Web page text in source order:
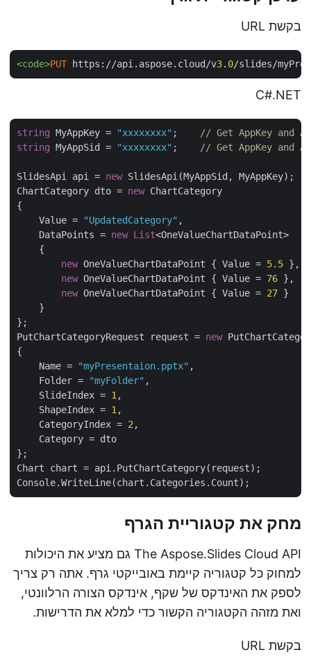
בקשת URL
<code>PUT https://api.aspose.cloud/v3.0/slides/
C#.NET
string MyAppKey = "xxxxxxxx" ; // Get AppKey and
string MyAppSid = "xxxxxxxx" ; // Get AppKey and
SlidesApi api = new SlidesApi(MyAppSid, MyAppKey);
ChartCategory dto = new ChartCategory
Value = "UpdatedCategory"
DataPoints = new List<OneValueChartDataPoint>
{
new OneValueChartDataPoint { Value = 5.5 },
new OneValueChartDataPoint { Value = 76 },
new OneValueChartDataPoint { Value = 27 }
}
};
PutChartCategoryRequest request = new
Name = "myPresentaion.pptx"
Folder = "myFolder"
SlideIndex = 1
ShapeIndex = 1
CategoryIndex = 2
Category = dto
};
Chart chart = api.PutChartCategory(request);
מחק את קטגוריית הגרף
The Aspose.Slides Cloud API גם מציע את היכולות
למחוק כל קטגוריה קיימת באובייקטי גרף. אתה רק צריך
לספק את האינדקס של שקף, אינדקס הצורה הרלוונטי,
ואת מזהה הקטגוריה הקשור כדי למלא את הדרישות.
בקשת URL